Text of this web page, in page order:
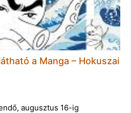
a Manga – Hokuszai
augusztus 16-ig